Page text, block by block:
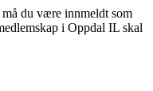
må du være innmeldt som
i Oppdal IL skal